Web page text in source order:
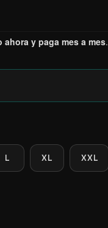
ahora y paga mes a mes.
L XL XXL